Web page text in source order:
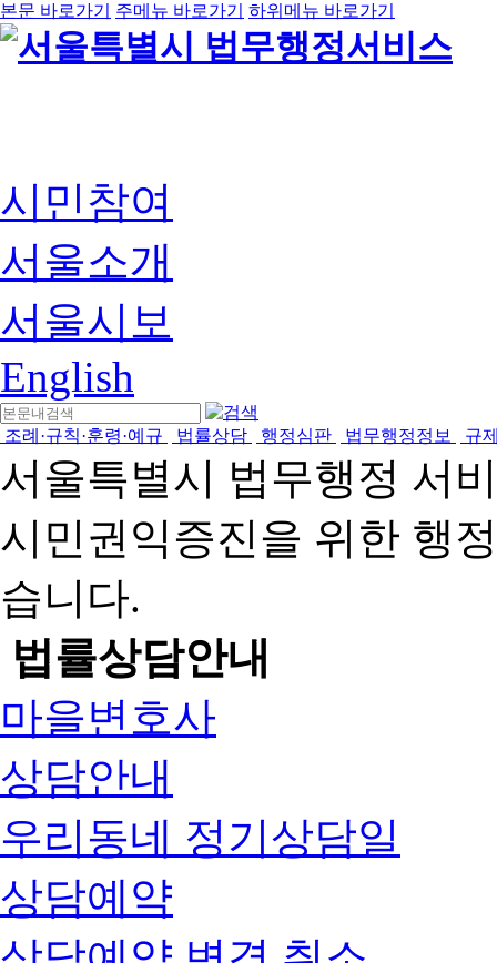
본문 바로가기 주메뉴 바로가기 하위메뉴 바로가기
시민참여
서울소개
서울시보
English
조례·규칙·훈령·예규 법률상담 행정심판 법무행정정보 규
서울특별시 법무행정 서
시민권익증진을 위한 행
습니다.
법률상담안내
마을변호사
상담안내
우리동네 정기상담일
상담예약